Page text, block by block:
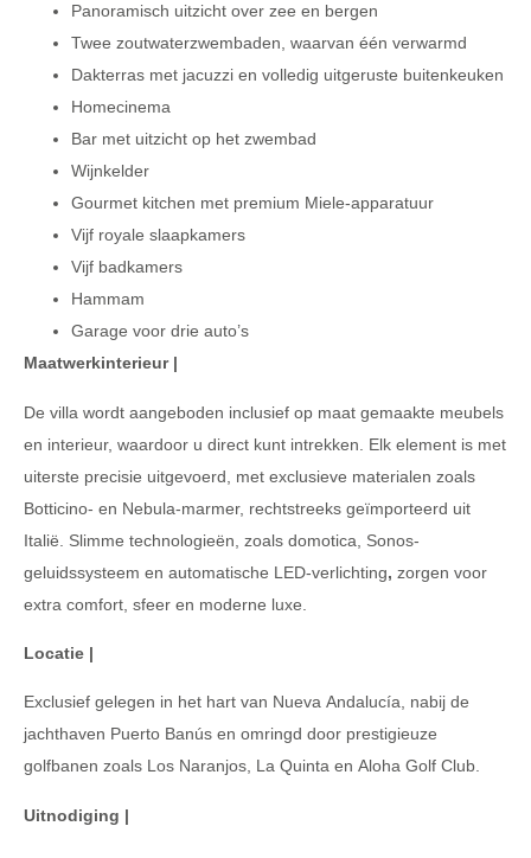
Panoramisch uitzicht over zee en bergen
Twee zoutwaterzwembaden, waarvan één verwarmd
Dakterras met jacuzzi en volledig uitgeruste buitenkeuken
Homecinema
Bar met uitzicht op het zwembad
Wijnkelder
Gourmet kitchen met premium Miele-apparatuur
Vijf royale slaapkamers
Vijf badkamers
Hammam
Garage voor drie auto’s
Maatwerkinterieur |
De villa wordt aangeboden inclusief op maat gemaakte meubels
en interieur, waardoor u direct kunt intrekken. Elk element is met
uiterste precisie uitgevoerd, met exclusieve materialen zoals
Botticino- en Nebula-marmer, rechtstreeks geïmporteerd uit
Italië. Slimme technologieën, zoals domotica, Sonos-
geluidssysteem en automatische LED-verlichting, zorgen voor
extra comfort, sfeer en moderne luxe.
Locatie |
Exclusief gelegen in het hart van Nueva Andalucía, nabij de
jachthaven Puerto Banús en omringd door prestigieuze
golfbanen zoals Los Naranjos, La Quinta en Aloha Golf Club.
Uitnodiging |